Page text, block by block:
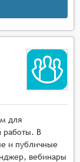
для
работы. В
и публичные
вебинары